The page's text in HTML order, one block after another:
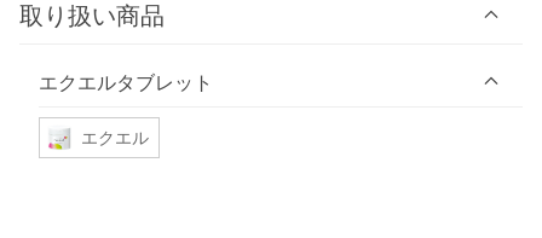
取り扱い商品
エクエルタブレット
エクエル